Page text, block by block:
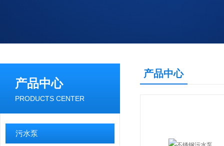
产品中心
PRODUCTS CENTER
污水泵
产品中心